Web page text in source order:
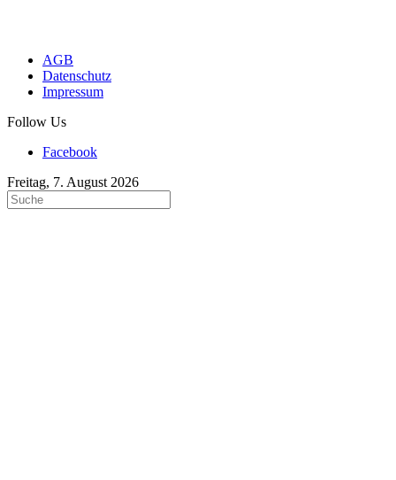
AGB
Datenschutz
Impressum
Follow Us
Facebook
Freitag, 7. August 2026